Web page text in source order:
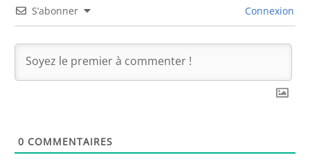
S’abonner Connexion
0 COMMENTAIRES